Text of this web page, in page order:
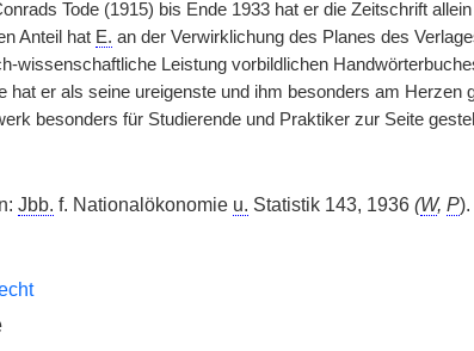
Tode (1915) bis Ende 1933 hat er die Zeitschrift
Anteil hat E. an der Verwirklichung des Planes des
wissenschaftliche Leistung vorbildlichen
hat er als seine ureigenste und ihm besonders am
besonders für Studierende und Praktiker zur Seite
Jbb. f. Nationalökonomie u. Statistik 143, 1936 (W, P).